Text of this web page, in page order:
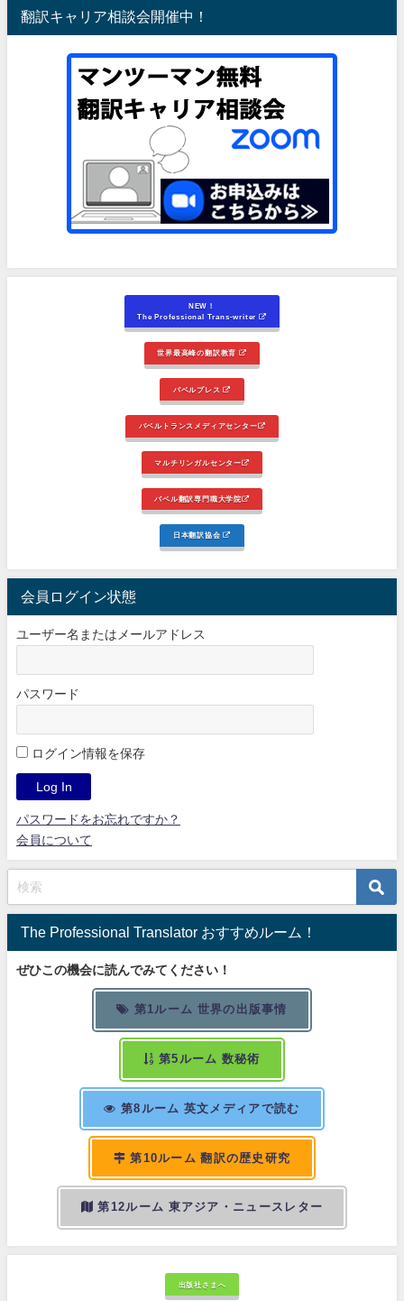
翻訳キャリア相談会開催中！
NEW！
The Professional Trans-writer
世界最高峰の翻訳教育
バベルプレス
バベルトランスメディアセンター
マルチリンガルセンター
バベル翻訳専門職大学院
日本翻訳協会
会員ログイン状態
ユーザー名またはメールアドレス
パスワード
ログイン情報を保存
パスワードをお忘れですか？
会員について
The Professional Translator おすすめルーム！
ぜひこの機会に読んでみてください！
第1ルーム 世界の出版事情
第5ルーム 数秘術
第8ルーム 英文メディアで読む
第10ルーム 翻訳の歴史研究
第12ルーム 東アジア・ニュースレター
出版社さまへ